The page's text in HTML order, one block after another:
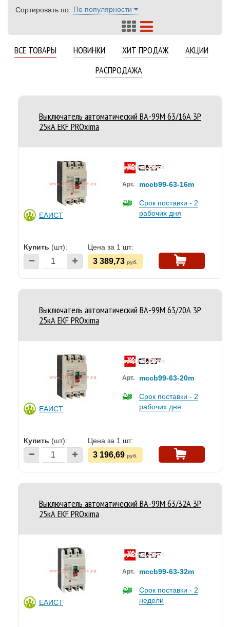
Сортировать по: По популярности
ВСЕ ТОВАРЫ НОВИНКИ ХИТ ПРОДАЖ
АКЦИИ
РАСПРОДАЖА
Выключатель автоматический ВА-99M 63/16А 3P
25кА EKF PROxima
ЕАИСТ
Арт. mccb99-63-16m
Срок поставки - 2
рабочих дня
Купить (шт): Цена за 1 шт:
3 389,73 руб.
Выключатель автоматический ВА-99M 63/20А 3P
25кА EKF PROxima
ЕАИСТ
Арт. mccb99-63-20m
Срок поставки - 2
рабочих дня
Купить (шт): Цена за 1 шт:
3 196,69 руб.
Выключатель автоматический ВА-99M 63/32А 3P
25кА EKF PROxima
ЕАИСТ
Арт. mccb99-63-32m
Срок поставки - 2
недели